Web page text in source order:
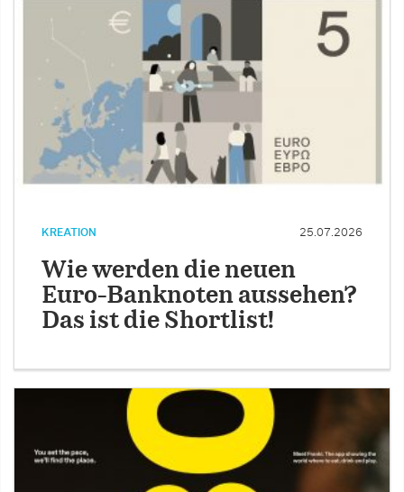
KREATION 25.07.2026
Wie werden die neuen
Euro-Banknoten aussehen?
Das ist die Shortlist!